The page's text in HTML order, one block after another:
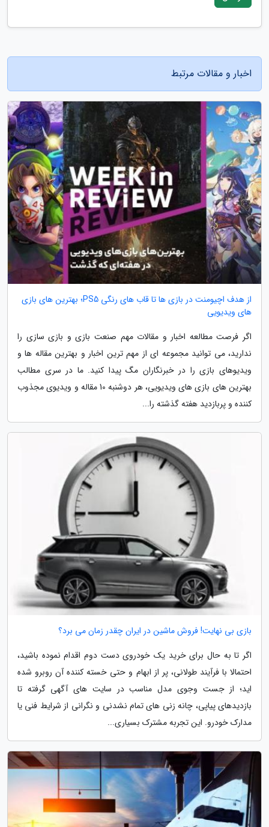
اخبار و مقالات مرتبط
از هدف اچیومنت در بازی ها تا قاب های رنگی PS5؛ بهترین های بازی
های ویدیویی
اگر فرصت مطالعه اخبار و مقالات مهم صنعت بازی و بازی سازی را
ندارید، می توانید مجموعه ای از مهم ترین اخبار و بهترین مقاله ها و
ویدیوهای بازی را در خبرنگاران مگ پیدا کنید. ما در سری مطالب
بهترین های بازی های ویدیویی، هر دوشنبه 10 مقاله و ویدیوی مجذوب
کننده و پربازدید هفته گذشته را...
بازی بی نهایت! فروش ماشین در ایران چقدر زمان می برد؟
اگر تا به حال برای خرید یک خودروی دست دوم اقدام نموده باشید،
احتمالا با فرآیند طولانی، پر از ابهام و حتی خسته کننده آن روبرو شده
اید؛ از جست وجوی مدل مناسب در سایت های آگهی گرفته تا
بازدیدهای پیاپی، چانه زنی های تمام نشدنی و نگرانی از شرایط فنی یا
مدارک خودرو. این تجربه مشترک بسیاری...